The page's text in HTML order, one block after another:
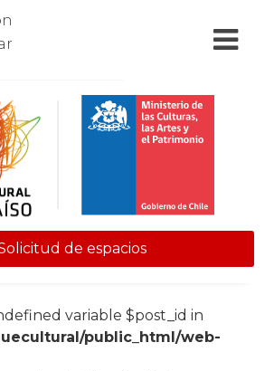
de espacios
variable $post_id in
public_html/web-